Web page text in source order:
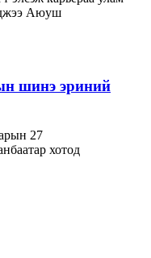
олон улсын түвшинд гаргахаар шийджээ Аюуш
шинэ эриний
27
хотод